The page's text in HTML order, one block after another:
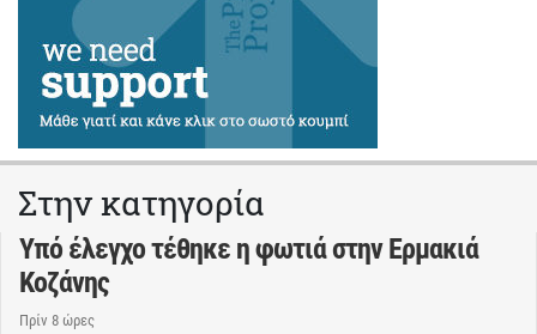
Στην κατηγορία
Υπό έλεγχο τέθηκε η φωτιά στην Ερμακιά
Κοζάνης
Πρίν 8 ώρες